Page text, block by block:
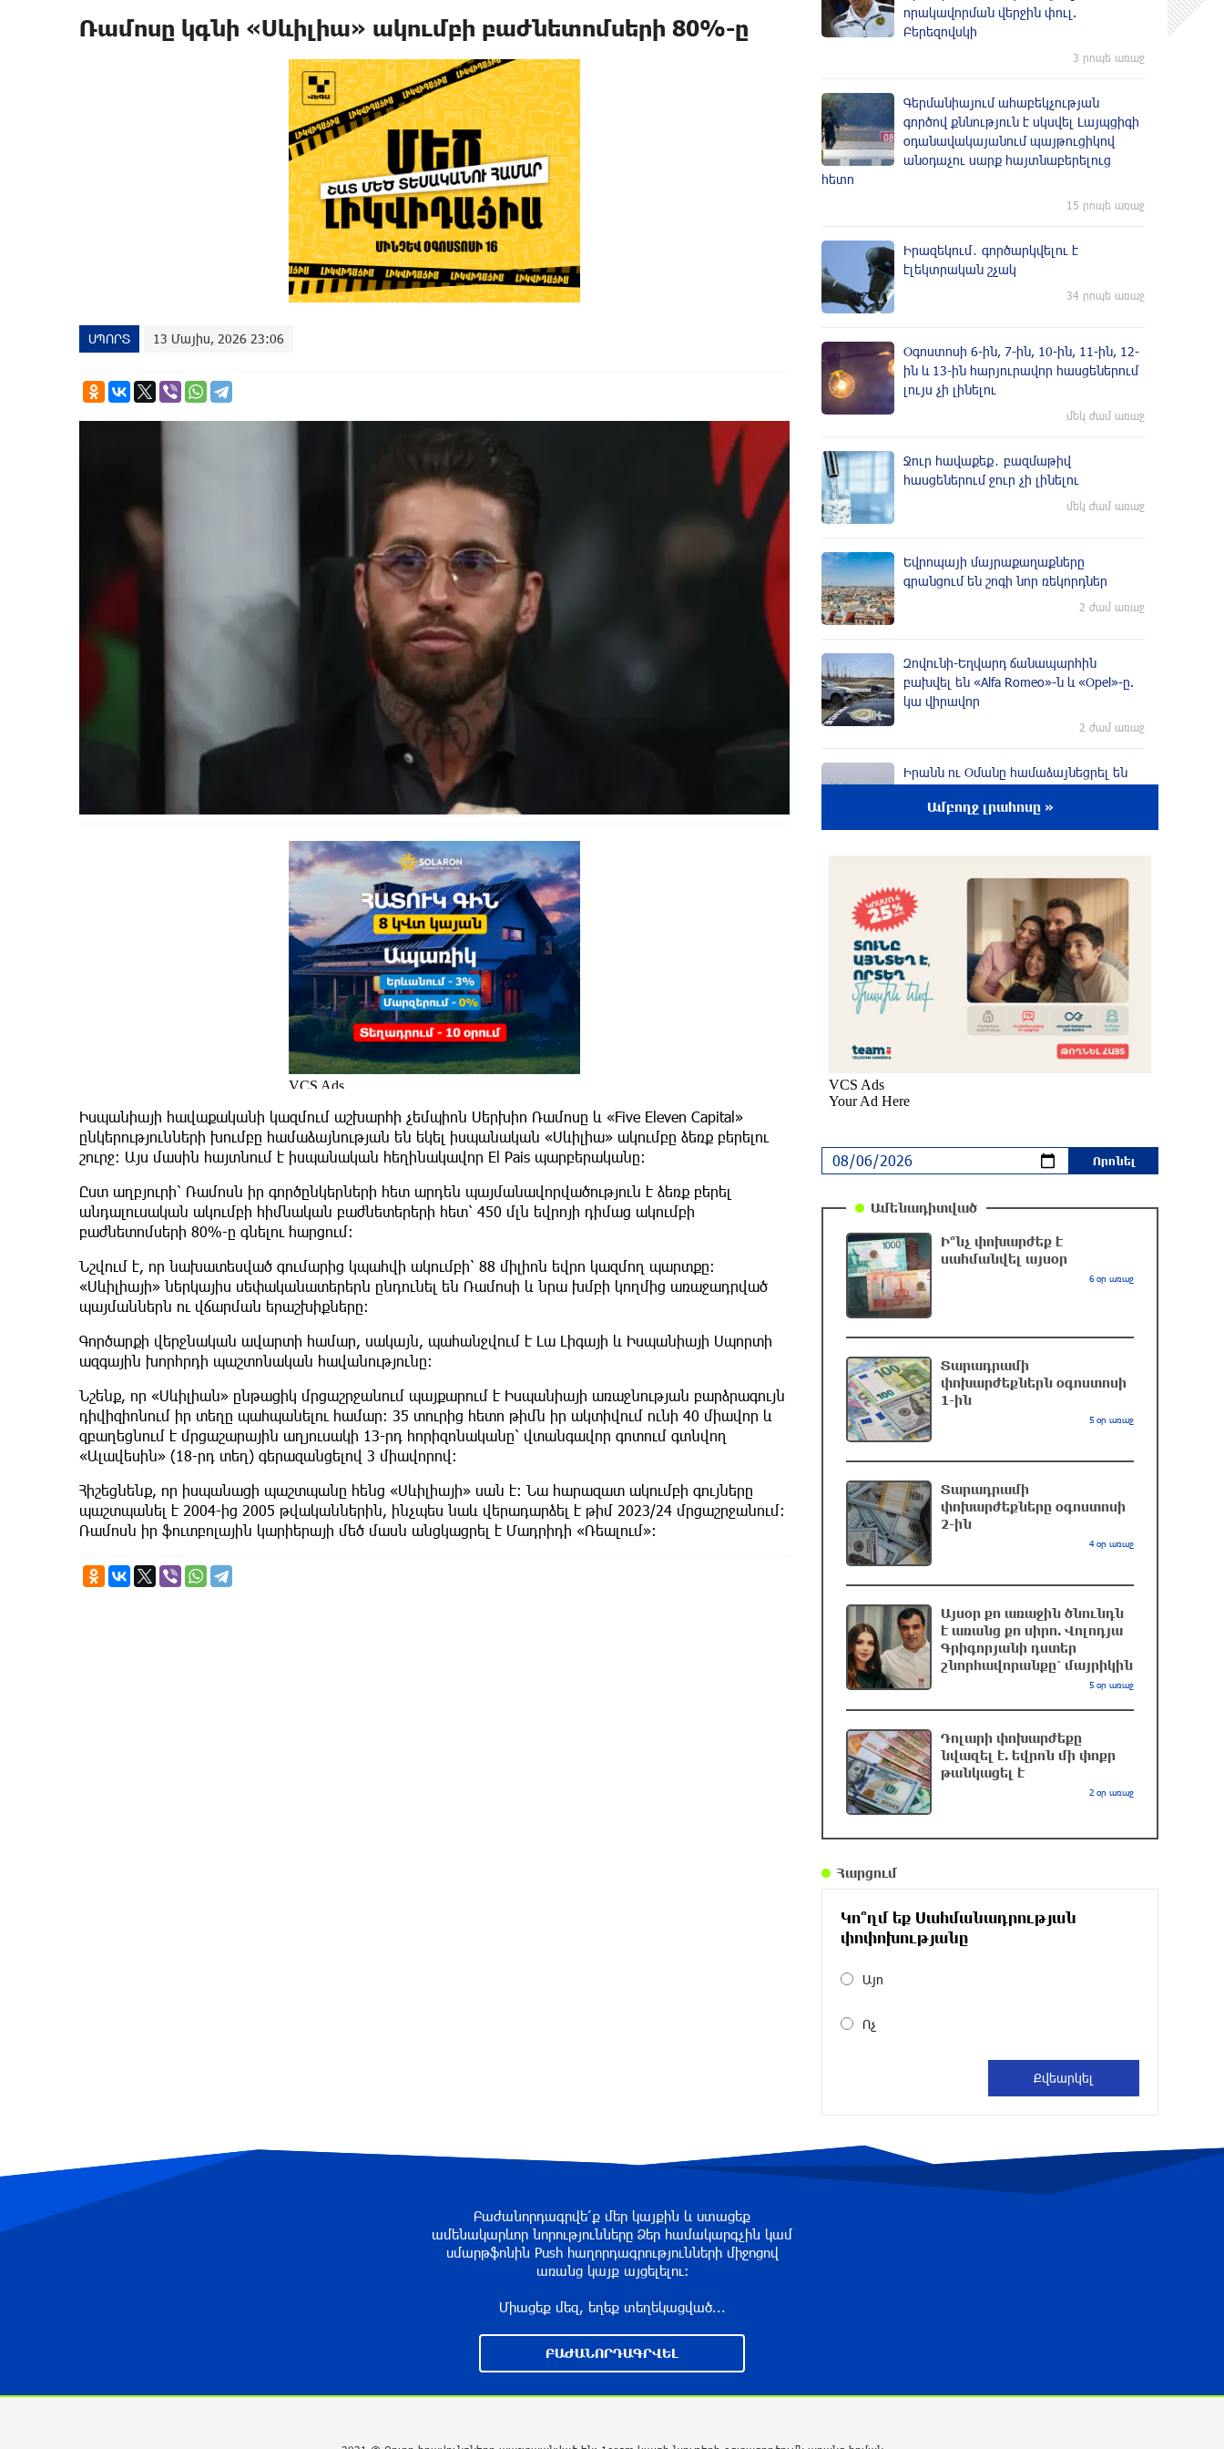
Ռամոսը կգնի «Սևիլիա» ակումբի բաժնետոմսերի 80%-ը
ՍՊՈՐՏ 13 Մայիս, 2026 23:06
Իսպանիայի հավաքականի կազմում աշխարհի չեմպիոն Սերխիո Ռամոսը և «Five Eleven Capital»
ընկերությունների խումբը համաձայնության են եկել իսպանական «Սևիլիա» ակումբը ձեռք բերելու
շուրջ: Այս մասին հայտնում է իսպանական հեղինակավոր El Pais պարբերականը։
​Ըստ աղբյուրի՝ Ռամոսն իր գործընկերների հետ արդեն պայմանավորվածություն է ձեռք բերել
անդալուսական ակումբի հիմնական բաժնետերերի հետ՝ 450 մլն եվրոյի դիմաց ակումբի
բաժնետոմսերի 80%-ը գնելու հարցում։
Նշվում է, որ նախատեսված գումարից կպահվի ակումբի՝ 88 միլիոն եվրո կազմող պարտքը։
«Սևիլիայի» ներկայիս սեփականատերերն ընդունել են Ռամոսի և նրա խմբի կողմից առաջադրված
պայմաններն ու վճարման երաշխիքները։
​Գործարքի վերջնական ավարտի համար, սակայն, պահանջվում է Լա Լիգայի և Իսպանիայի Սպորտի
ազգային խորհրդի պաշտոնական հավանությունը։
​Նշենք, որ «Սևիլիան» ընթացիկ մրցաշրջանում պայքարում է Իսպանիայի առաջնության բարձրագույն
դիվիզիոնում իր տեղը պահպանելու համար: 35 տուրից հետո թիմն իր ակտիվում ունի 40 միավոր և
զբաղեցնում է մրցաշարային աղյուսակի 13-րդ հորիզոնականը՝ վտանգավոր գոտում գտնվող
«Ալավեսին» (18-րդ տեղ) գերազանցելով 3 միավորով:
​Հիշեցնենք, որ իսպանացի պաշտպանը հենց «Սևիլիայի» սան է: Նա հարազատ ակումբի գույները
պաշտպանել է 2004-ից 2005 թվականներին, ինչպես նաև վերադարձել է թիմ 2023/24 մրցաշրջանում:
Ռամոսն իր ֆուտբոլային կարիերայի մեծ մասն անցկացրել է Մադրիդի «Ռեալում»։
որակավորման վերջին փուլ.
Բերեզովսկի
3 րոպե առաջ
Գերմանիայում ահաբեկչության
գործով քննություն է սկսվել Լայպցիգի
օդանավակայանում պայթուցիկով
անօդաչու սարք հայտնաբերելուց
հետո
15 րոպե առաջ
Իրազեկում․ գործարկվելու է
էլեկտրական շչակ
34 րոպե առաջ
Օգոստոսի 6-ին, 7-ին, 10-ին, 11-ին, 12-
ին և 13-ին հարյուրավոր հասցեներում
լույս չի լինելու
մեկ ժամ առաջ
Ջուր հավաքեք․ բազմաթիվ
հասցեներում ջուր չի լինելու
մեկ ժամ առաջ
Եվրոպայի մայրաքաղաքները
գրանցում են շոգի նոր ռեկորդներ
2 ժամ առաջ
Զովունի-Եղվարդ ճանապարհին
բախվել են «Alfa Romeo»-ն և «Opel»-ը.
կա վիրավոր
2 ժամ առաջ
Իրանն ու Օմանը համաձայնեցրել են
կոորդինատները
Կեղծ էջով քաղաքացիներին
առաջարկվում է մասնակցել
խաղարկության․ զգուշացում
3 ժամ առաջ
Հարավային Լիբանանում պայթյունի
հետևանքով զոհվել է առնվազն երկու
իսրայելցի զինծառայող
3 ժամ առաջ
Բախվել են «Jeep»-ն ու «Ford»-ը. կա 4
3 ժամ առաջ
Խոշոր հրդեհ՝ Գավառի Արծվաքար
թաղամասի փայտի արտադրամասում.
վերջինն ամբողջությամբ վերածվել է
մոխրի
3 ժամ առաջ
ավիաընկերության նկատմամբ
պատժամիջոցները
Լոնդոնի կենտրոնում զինված անձը
դանակով հարձակում է գործել. 4
վիրավոր կա
Ռուսական ԱԹՍ-ներ արտադրող
ընկերության ղեկավարի դեմ
մահափորձ է կատարվել
4 ժամ առաջ
4 մեդալ՝ մաթեմատիկական
օլիմպիադայում
5 ժամ առաջ
Պեղումներ և նոր բացահայտում Հին
Խնձորեսկում
Սալահը կարիերան կշարունակի
Նոր հաղորդագրություն՝ Wildberries-ից․
ի՞նչ են ասում ընկերությունից
Ծովագյուղում ապօրինի պահվող
Ամբողջ լրահոսը »
Ամենադիտված
Ի՞նչ փոխարժեք է
սահմանվել այսօր
6 օր առաջ
Տարադրամի
փոխարժեքներն օգոստոսի
1-ին
5 օր առաջ
Տարադրամի
փոխարժեքները օգոստոսի
2-ին
4 օր առաջ
Այսօր քո առաջին ծնունդն
է առանց քո սիրո. Վոլոդյա
Գրիգորյանի դստեր
շնորհավորանքը՝ մայրիկին
5 օր առաջ
Դոլարի փոխարժեքը
նվազել է. եվրոն մի փոքր
թանկացել է
2 օր առաջ
Հարցում
Կո՞ղմ եք Սահմանադրության
փոփոխությանը
Այո
Ոչ
Բաժանորդագրվե՛ք մեր կայքին և ստացեք
ամենակարևոր նորությունները Ձեր համակարգչին կամ
սմարթֆոնին Push հաղորդագրությունների միջոցով
առանց կայք այցելելու։
Միացեք մեզ, եղեք տեղեկացված...
ԲԱԺԱՆՈՐԴԱԳՐՎԵԼ